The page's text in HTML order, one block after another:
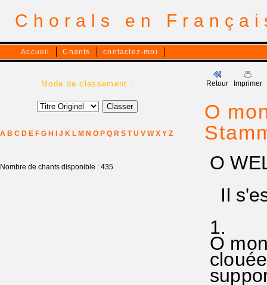
Chorals en
Accueil Chants contactez-moi
Mode de classement :
A B C D E F G H J K L M N O P Q R S T U V W X Y Z
Nombre de chants disponible : 435
Retour Imprimer
O
O
Il
1.
O